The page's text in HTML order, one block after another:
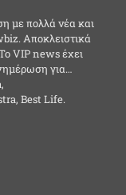
με πολλά νέα και
Αποκλειστικά
VIP news έχει
για…
Best Life.